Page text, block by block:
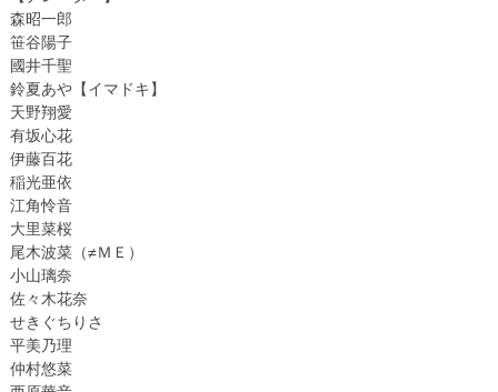
森昭一郎
笹谷陽子
國井千聖
鈴夏あや【イマドキ】
天野翔愛
有坂心花
伊藤百花
稲光亜依
江角怜音
大里菜桜
尾木波菜（≠ＭＥ）
小山璃奈
佐々木花奈
せきぐちりさ
平美乃理
仲村悠菜